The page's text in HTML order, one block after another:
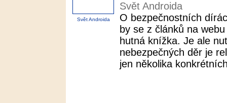
Svět Androida
Svět Androida
O bezpečnostních
by se z článků na
hutná knížka. Je ale
nebezpečných děr je
jen několika